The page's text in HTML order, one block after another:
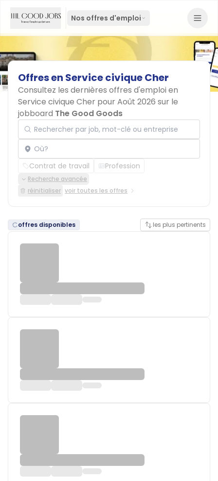
Nos offres d'emploi
Offresen ServiceciviqueCher
Consultez les dernières offres d'emploi en
Service civique Cher pour Août 2026 sur le
jobboard The Good Goods
Rechercher par job, mot-clé ou entreprise
Localisation
Contrat de travail Profession
Recherche avancée
réinitialiser voir toutes les offres
offres disponibles les plus pertinents